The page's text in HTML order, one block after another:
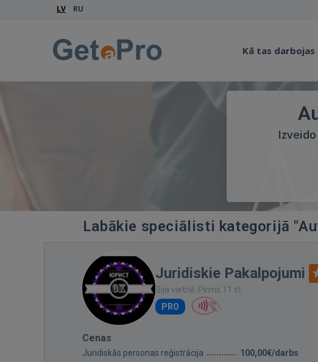
LV RU
Kā tas darbojas
Labākie speciālisti kategorijā
Juridiskie Pakalpojumi
Bija vietnē: Pirms 11 st.
PRO
Cenas
Juridiskās personas reģistrācija 100,00€/darbs